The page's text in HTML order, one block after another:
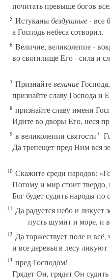
почитать превыше богов
5 Истуканыбездушные- все
а Господь небеса сотворил.
6 Величие, великолепие -
во святилище Его - сила и
7 Признайтевеличие
признайте славу Господа и
8 признайте славу имени
Идите во дворы Его, неся
9 в великолепии святости *
Да трепещет пред Ним вся
10 Скажите среди народов:
Потому и мир стоит твердо,
Бог будет судить народы по
11 Да радуется небо и ликует
пусть шумит и море, и
12 Да торжествует поле и всё,
и все деревья в лесу ликуют
13 пред Господом!
Грядет Он, грядет Он